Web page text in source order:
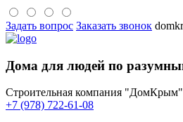
Задать вопрос Заказать звонок
Дома для людей по
Строительная компания "ДомКрым"
+7 (978) 722-61-08